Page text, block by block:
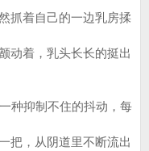
抓着自己的一边乳房揉
动着，乳头长长的挺出
种抑制不住的抖动，每
把，从阴道里不断流出